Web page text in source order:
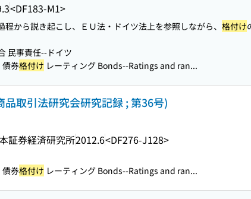
<DF183-M1>
から説き起こし、ＥＵ法・ドイツ法上を参照しながら、 格付け
民事責任--ドイツ
債券格付け レーティング Bonds--Ratings and ran...
取引法研究会研究記録 ; 第36号)
証券経済研究所2012.6<DF276-J128>
債券格付け レーティング Bonds--Ratings and ran...